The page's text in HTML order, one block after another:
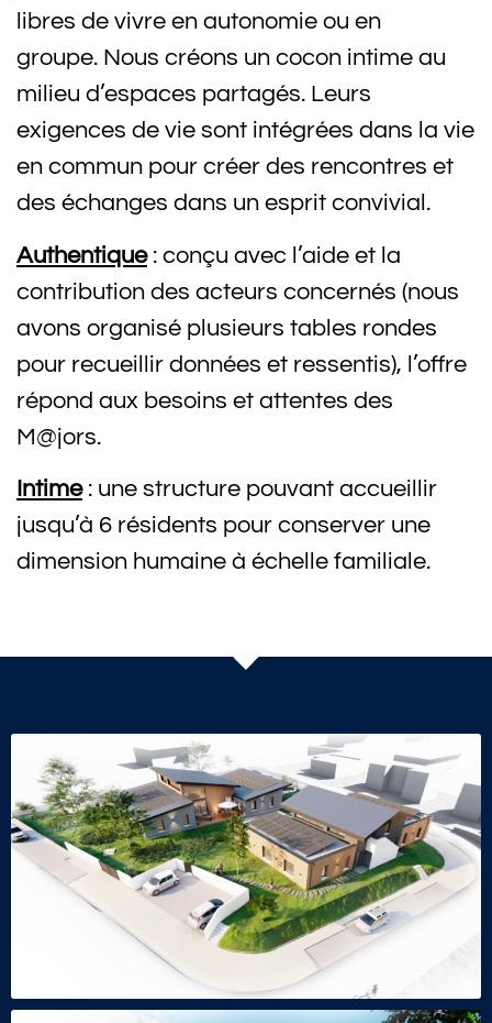
libres de vivre en autonomie ou en
groupe. Nous créons un cocon intime au
milieu d’espaces partagés. Leurs
exigences de vie sont intégrées dans la vie
en commun pour créer des rencontres et
des échanges dans un esprit convivial.
Authentique: conçu avec l’aide et la
contribution des acteurs concernés (nous
avons organisé plusieurs tables rondes
pour recueillir données et ressentis), l’offre
répond aux besoins et attentes des
M@jors.
Intime: une structure pouvant accueillir
jusqu’à 6 résidents pour conserver une
dimension humaine à échelle familiale.